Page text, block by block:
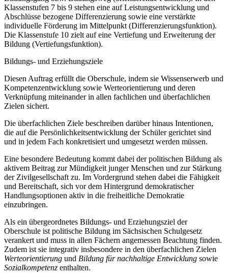
Klassenstufen 7 bis 9 stehen eine auf Leistungsentwicklung und
Abschlüsse bezogene Differenzierung sowie eine verstärkte
individuelle Förderung im Mittelpunkt (Differenzierungsfunktion).
Die Klassenstufe 10 zielt auf eine Vertiefung und Erweiterung der
Bildung (Vertiefungsfunktion).
Bildungs- und Erziehungsziele
Diesen Auftrag erfüllt die Oberschule, indem sie Wissenserwerb und
Kompetenzentwicklung sowie Werteorientierung und deren
Verknüpfung miteinander in allen fachlichen und überfachlichen
Zielen sichert.
Die überfachlichen Ziele beschreiben darüber hinaus Intentionen,
die auf die Persönlichkeitsentwicklung der Schüler gerichtet sind
und in jedem Fach konkretisiert und umgesetzt werden müssen.
Eine besondere Bedeutung kommt dabei der politischen Bildung als
aktivem Beitrag zur Mündigkeit junger Menschen und zur Stärkung
der Zivilgesellschaft zu. Im Vordergrund stehen dabei die Fähigkeit
und Bereitschaft, sich vor dem Hintergrund demokratischer
Handlungsoptionen aktiv in die freiheitliche Demokratie
einzubringen.
Als ein übergeordnetes Bildungs- und Erziehungsziel der
Oberschule ist politische Bildung im Sächsischen Schulgesetz
verankert und muss in allen Fächern angemessen Beachtung finden.
Zudem ist sie integrativ insbesondere in den überfachlichen Zielen
Werteorientierung und Bildung für nachhaltige Entwicklung sowie
Sozialkompetenz enthalten.